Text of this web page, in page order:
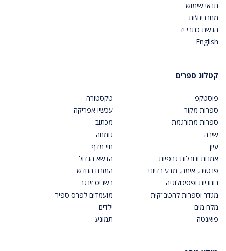
תנאי שימוש
מחברים\ות
הגשת כתבי יד
English
קטלוג ספרים
פוסטקפ
ספרות מקור
ספרות מתורגמת
שירה
עיון
אמנות ונובלות גרפיות
פנטזיה, אימה, מדע בדיוני
רוחניות ופסיכולוגיה
מגדר וספרות להטב"קית
מלח מים
פואנטה
טקסטורה
עכשיו אפריקה
מכתוב
גומחה
חיי מדף
הדשא הגדול
המזרח החדש
בשביס זינגר
מועמדים לפרס ספיר
ילדים
תמונע